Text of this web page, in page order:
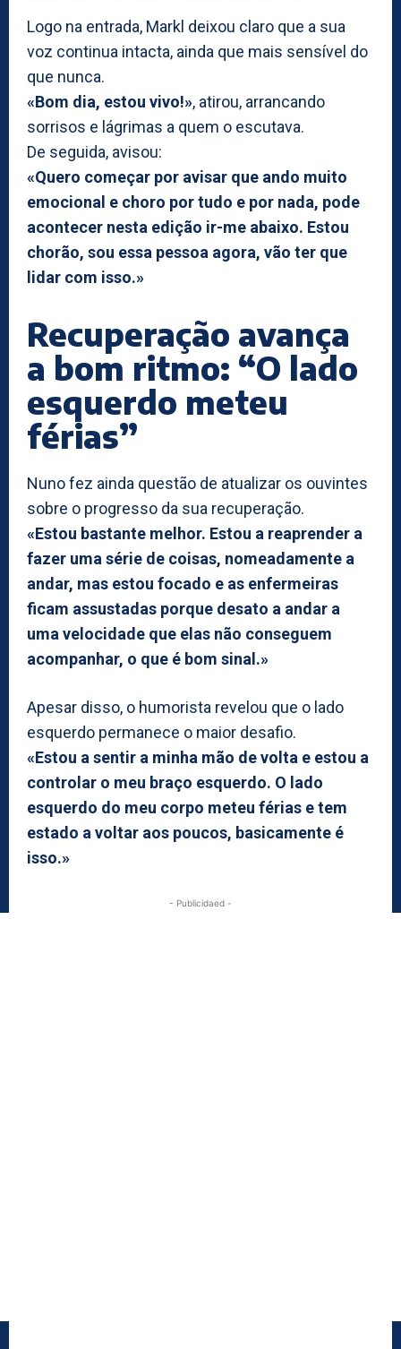
Logo na entrada, Markl deixou claro que a sua
voz continua intacta, ainda que mais sensível do
que nunca.
«Bom dia, estou vivo!», atirou, arrancando
sorrisos e lágrimas a quem o escutava.
De seguida, avisou:
«Quero começar por avisar que ando muito
emocional e choro por tudo e por nada, pode
acontecer nesta edição ir-me abaixo. Estou
chorão, sou essa pessoa agora, vão ter que
lidar com isso.»
Recuperação avança
a bom ritmo: “O lado
esquerdo meteu
férias”
Nuno fez ainda questão de atualizar os ouvintes
sobre o progresso da sua recuperação.
«Estou bastante melhor. Estou a reaprender a
fazer uma série de coisas, nomeadamente a
andar, mas estou focado e as enfermeiras
ficam assustadas porque desato a andar a
uma velocidade que elas não conseguem
acompanhar, o que é bom sinal.»
Apesar disso, o humorista revelou que o lado
esquerdo permanece o maior desafio.
«Estou a sentir a minha mão de volta e estou a
controlar o meu braço esquerdo. O lado
esquerdo do meu corpo meteu férias e tem
estado a voltar aos poucos, basicamente é
isso.»
- Publicidaed -